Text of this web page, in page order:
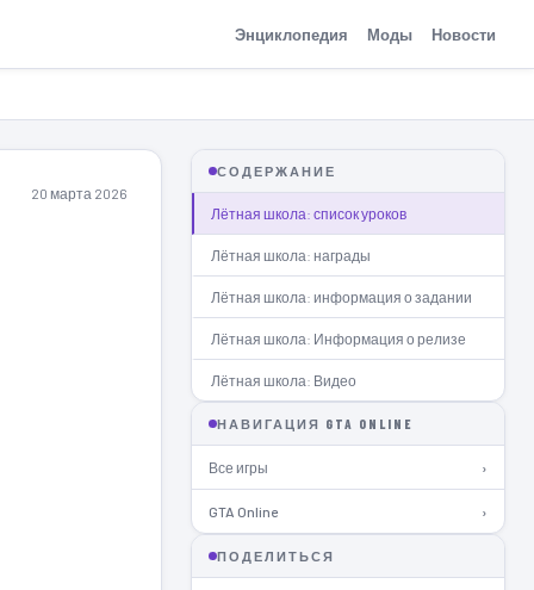
Энциклопедия Моды Новости
20 марта 2026
СОДЕРЖАНИЕ
Лётная школа: список уроков
Лётная школа: награды
Лётная школа: информация о задании
Лётная школа: Информация о релизе
Лётная школа: Видео
НАВИГАЦИЯ GTA ONLINE
Все игры ›
GTA Online ›
ПОДЕЛИТЬСЯ